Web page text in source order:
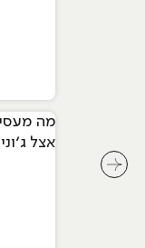
מה
אצל
לחץ לשיקופית